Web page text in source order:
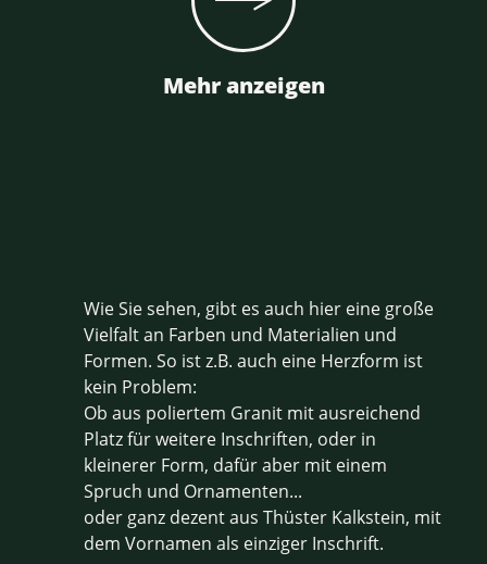
Mehr anzeigen
Wie Sie sehen, gibt es auch hier eine große
Vielfalt an Farben und Materialien und
Formen. So ist z.B. auch eine Herzform ist
kein Problem:
Ob aus poliertem Granit mit ausreichend
Platz für weitere Inschriften, oder in
kleinerer Form, dafür aber mit einem
Spruch und Ornamenten...
oder ganz dezent aus Thüster Kalkstein, mit
dem Vornamen als einziger Inschrift.